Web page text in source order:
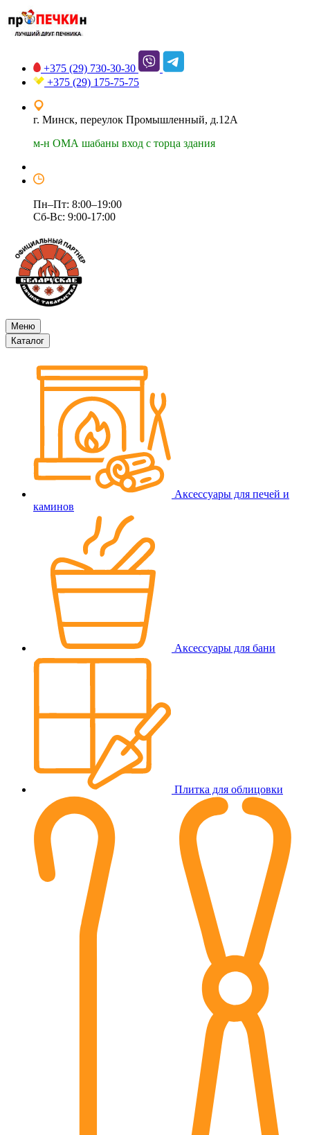
+375 (29) 730-30-30
+375 (29) 175-75-75
г. Минск, переулок Промышленный, д.12А
м-н ОМА шабаны вход с торца здания
Пн–Пт: 8:00–19:00
Сб-Вс: 9:00-17:00
Меню
Каталог
Аксессуары для печей и
каминов
Аксессуары для бани
Плитка для облицовки